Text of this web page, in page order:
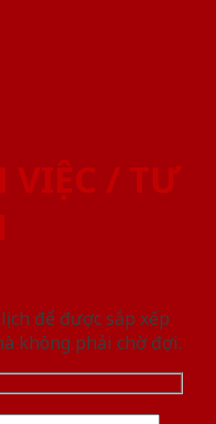
VIỆC / TƯ
để được sắp xếp
không phải chờ đợi.